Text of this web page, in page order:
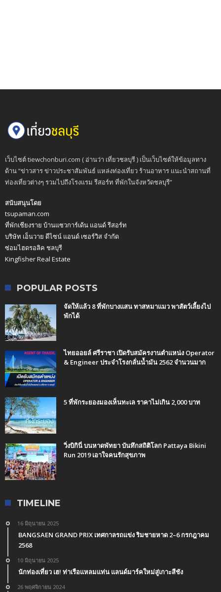
เว็บไซต์ tiewchonburi.com ( อ่านว่า เที่ยวชลบุรี ) เป็นเว็บไซต์ให้ข้อมูลทาง
ด้าน “ข่าวสาร ข่าวประชาสัมพันธ์ แหล่งท่องเที่ยว ร้านอาหาร แนะนำสถานที่
ท่องเที่ยวต่างๆ รวมไปถึงโรงแรม รีสอร์ท ที่พักในจังหวัดชลบุรี”
สนับสนุนโดย
tsupaman.com
ที่พักเชียงราย บ้านแซวการ์เด้น แอนด์ รีสอร์ท
บริษัท เอ็นวาย ดีไซน์ แอนด์ เซอร์วิส จำกัด
ซ่อมไฮดรอลิค ชลบุรี
Kingfisher Real Estate
POPULAR POSTS
จัดให้แล้ว 8 ที่พักบางแสน ทาสหมาแมว พาสัตว์เลี้ยงไป
พักได้
ไทยออยล์ ศรีราชา เปิดรับสมัครงานตำแหน่ง Operator
& Engineer ประจำโรงกลั่นน้ำมัน 2562 จำนวนมาก
5 ที่พักระยองมองเห็นทะเล ราคาไม่เกิน 2,000 บาท
วิ่งบิกินี่ บนหาดพัทยา บันทึกสถิติโลก Pattaya Bikini
Run 2019 เอาใจคนรักสุขภาพ
TIMELINE
16 มิถุนายน 2025
BANGSAEN GRAND PRIX เทศกาลรถแข่ง ริมชายหาด 2–6 กรกฎาคม
2568
10 มิถุนายน 2025
นักท่องเที่ยว เฮ! ท่าเรือแหลมแท่น แลนด์มาร์คใหม่สู่เกาะสีชัง
26 พฤศจิกายน 2024